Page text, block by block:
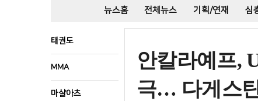
뉴스홈 전체뉴스 기획/연재 심
태권도
MMA
마샬아츠
안칼라예프,
극… 다게스